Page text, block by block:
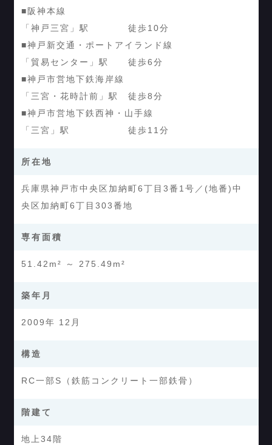
■阪神本線
「神戸三宮」駅 徒歩10分
■神戸新交通・ポートアイランド線
「貿易センター」駅 徒歩6分
■神戸市営地下鉄海岸線
「三宮・花時計前」駅 徒歩8分
■神戸市営地下鉄西神・山手線
「三宮」駅 徒歩11分
所在地
兵庫県神戸市中央区加納町6丁目3番1号／(地番)中
央区加納町6丁目303番地
専有面積
51.42m² ～ 275.49m²
築年月
2009年 12月
構造
RC一部S（鉄筋コンクリート一部鉄骨）
階建て
地上34階